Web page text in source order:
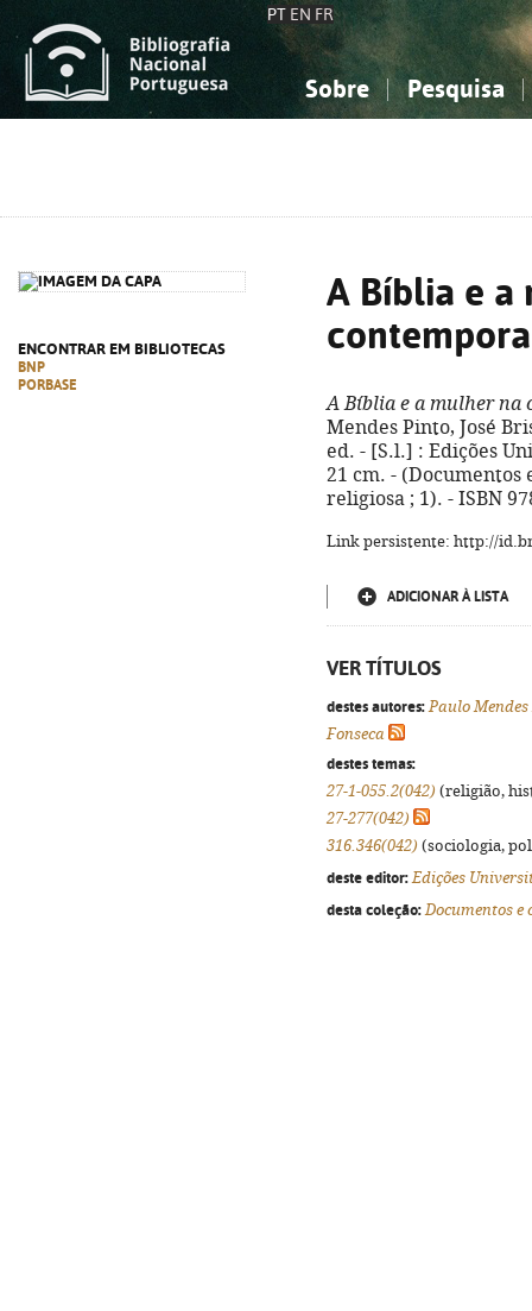
PT EN FR
Sobre Pesquisa
ENCONTRAR EM BIBLIOTECAS
BNP
PORBASE
A Bíblia e a
A Bíblia e a mulher na
Mendes Pinto, José
ed. - [S.l.] : Edições
21 cm. - (Documentos
religiosa ; 1). - ISBN
Link persistente: http://
ADICIONAR À LISTA
VER TÍTULOS
destes autores: Paulo
Fonseca
destes temas:
27-1-055.2(042) (religião,
27-277(042)
316.346(042) (sociologia,
deste editor: Edições
desta coleção: Documentos e